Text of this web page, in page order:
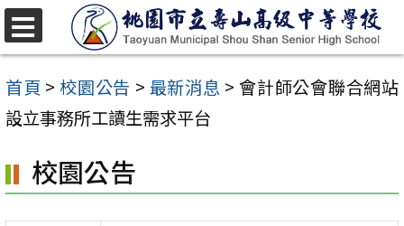
跳
至
主
要
容
區
首頁 > 校園公告 > 最新消息 > 會計師公會聯合網站
設立事務所工讀生需求平台
校園公告
選
單